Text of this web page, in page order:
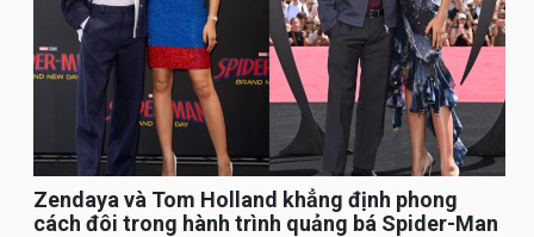
Zendaya và Tom Holland khẳng định phong
cách đôi trong hành trình quảng bá Spider-Man